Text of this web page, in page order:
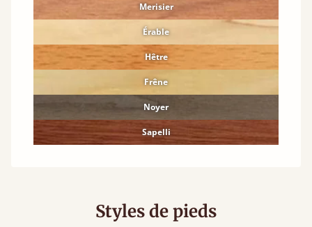
Merisier
Érable
Hêtre
Frêne
Noyer
Sapelli
Styles de pieds